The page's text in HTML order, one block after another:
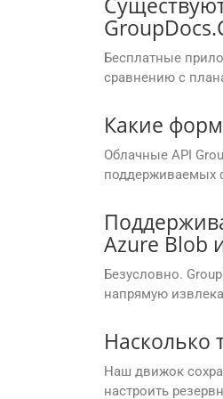
Бесплатные
сравнению с
Какие
Облачные API
поддерживаемых
Azure Blob
Безусловно.
напрямую
Насколько
Наш движок
настроить